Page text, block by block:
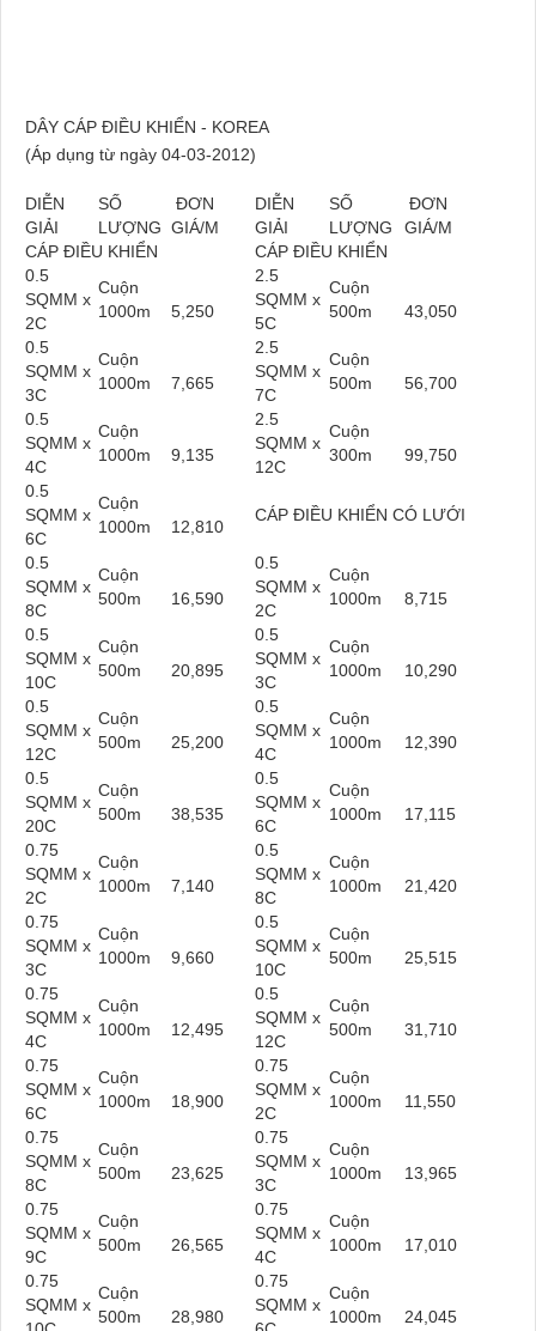
DÂY CÁP ĐIỀU KHIỂN - KOREA
(Áp dụng từ ngày 04-03-2012)
DIỄN
GIẢI
SỐ
LƯỢNG
ĐƠN
GIÁ/M
DIỄN
GIẢI
SỐ
LƯỢNG
ĐƠN
GIÁ/M
CÁP ĐIỀU KHIỂN
CÁP ĐIỀU KHIỂN
0.5
SQMM x
2C
Cuộn
1000m
5,250
2.5
SQMM x
5C
Cuộn
500m
43,050
0.5
SQMM x
3C
Cuộn
1000m
7,665
2.5
SQMM x
7C
Cuộn
500m
56,700
0.5
SQMM x
4C
Cuộn
1000m
9,135
2.5
SQMM x
12C
Cuộn
300m
99,750
0.5
SQMM x
6C
Cuộn
1000m
12,810
CÁP ĐIỀU KHIỂN CÓ LƯỚI
0.5
SQMM x
8C
Cuộn
500m
16,590
0.5
SQMM x
2C
Cuộn
1000m
8,715
0.5
SQMM x
10C
Cuộn
500m
20,895
0.5
SQMM x
3C
Cuộn
1000m
10,290
0.5
SQMM x
12C
Cuộn
500m
25,200
0.5
SQMM x
4C
Cuộn
1000m
12,390
0.5
SQMM x
20C
Cuộn
500m
38,535
0.5
SQMM x
6C
Cuộn
1000m
17,115
0.75
SQMM x
2C
Cuộn
1000m
7,140
0.5
SQMM x
8C
Cuộn
1000m
21,420
0.75
SQMM x
3C
Cuộn
1000m
9,660
0.5
SQMM x
10C
Cuộn
500m
25,515
0.75
SQMM x
4C
Cuộn
1000m
12,495
0.5
SQMM x
12C
Cuộn
500m
31,710
0.75
SQMM x
6C
Cuộn
1000m
18,900
0.75
SQMM x
2C
Cuộn
1000m
11,550
0.75
SQMM x
8C
Cuộn
500m
23,625
0.75
SQMM x
3C
Cuộn
1000m
13,965
0.75
SQMM x
9C
Cuộn
500m
26,565
0.75
SQMM x
4C
Cuộn
1000m
17,010
0.75
SQMM x
Cuộn
500m
28,980
0.75
SQMM x
Cuộn
1000m
24,045